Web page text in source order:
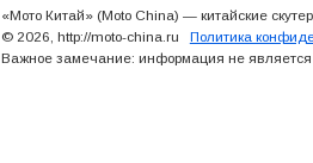
«Мото Китай» (Moto China) — китайские
© 2026, http://moto-china.ru Политика
Важное замечание: информация не является